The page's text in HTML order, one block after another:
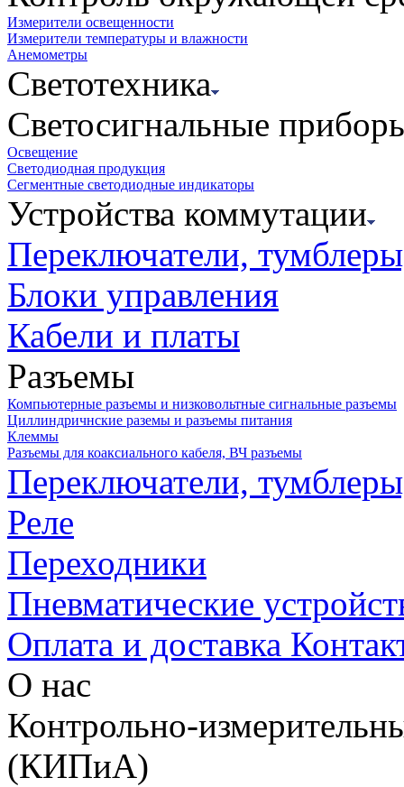
Измерители освещенности
Измерители температуры и влажности
Анемометры
Светотехника
Светосигнальные
Освещение
Светодиодная продукция
Сегментные светодиодные индикаторы
Устройства коммутации
Переключатели,
Блоки управления
Кабели и платы
Разъемы
Компьютерные разъемы и низковольтные сигнальные разъемы
Циллиндричнские раземы и разъемы питания
Клеммы
Разъемы для коаксиального кабеля, ВЧ разъемы
Переключатели,
Реле
Переходники
Пневматические
Оплата и доставка
О нас
Контрольно-
(КИПиА)